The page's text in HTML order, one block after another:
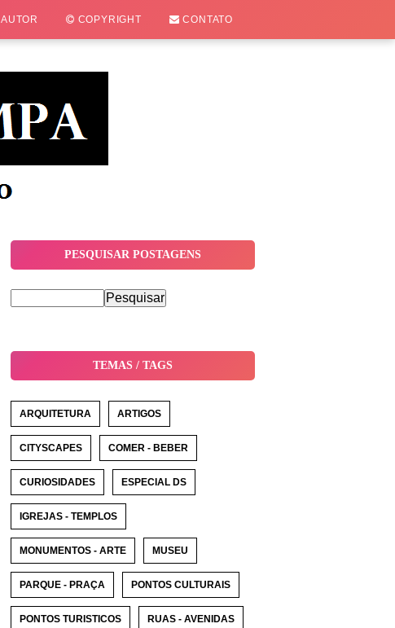
AUTOR COPYRIGHT CONTATO
PESQUISAR POSTAGENS
TEMAS / TAGS
ARQUITETURA ARTIGOS
CITYSCAPES COMER - BEBER
CURIOSIDADES ESPECIAL DS
IGREJAS - TEMPLOS
MONUMENTOS - ARTE MUSEU
PARQUE - PRAÇA PONTOS CULTURAIS
PONTOS TURISTICOS RUAS - AVENIDAS